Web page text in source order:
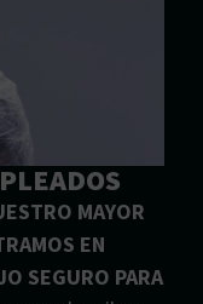
MAYOR
EN
SEGURO PARA